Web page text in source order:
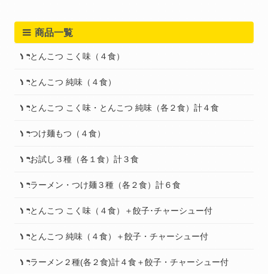
商品一覧
とんこつ こく味（４食）
とんこつ 純味（４食）
とんこつ こく味・とんこつ 純味（各２食）計４食
つけ麺もつ（４食）
お試し３種（各１食）計３食
ラーメン・つけ麺３種（各２食）計６食
とんこつ こく味（４食）＋餃子･チャーシュー付
とんこつ 純味（４食）＋餃子・チャーシュー付
ラーメン２種(各２食)計４食＋餃子・チャーシュー付